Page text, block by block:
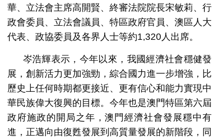
華、立法會主席高開賢、終審法院院長宋敏莉、行
政會委員、立法會議員、特區政府官員、澳區人大
代表、政協委員及各界人士等約1,320人出席。
岑浩輝表示，今年以來，我國經濟社會穩健發
展，創新活力更加強勁，綜合國力進一步增強，比
歷史上任何時期都更接近、更有信心和能力實現中
華民族偉大復興的目標。今年也是澳門特區第六屆
政府施政的開局之年，澳門經濟社會發展穩中有
進，正邁向由復甦發展到高質量發展的新階段，同